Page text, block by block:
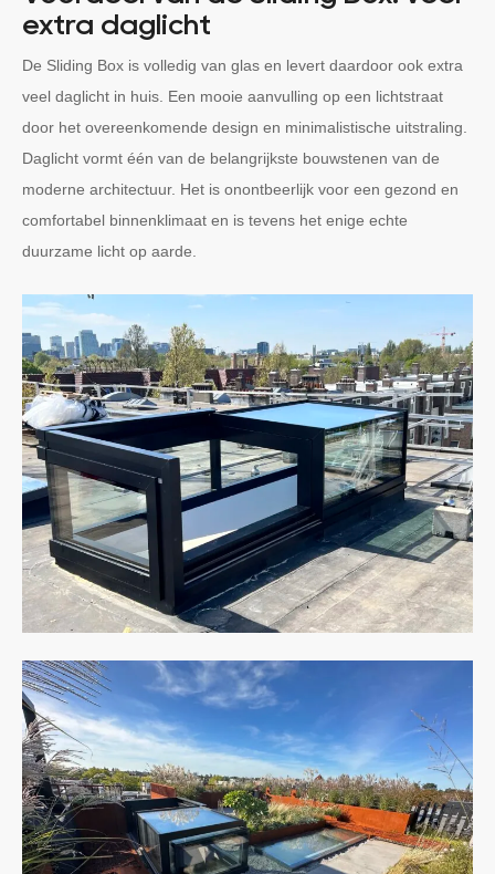
extra daglicht
De Sliding Box is volledig van glas en levert daardoor ook extra
veel daglicht in huis. Een mooie aanvulling op een lichtstraat
door het overeenkomende design en minimalistische uitstraling.
Daglicht vormt één van de belangrijkste bouwstenen van de
moderne architectuur. Het is onontbeerlijk voor een gezond en
comfortabel binnenklimaat en is tevens het enige echte
duurzame licht op aarde.